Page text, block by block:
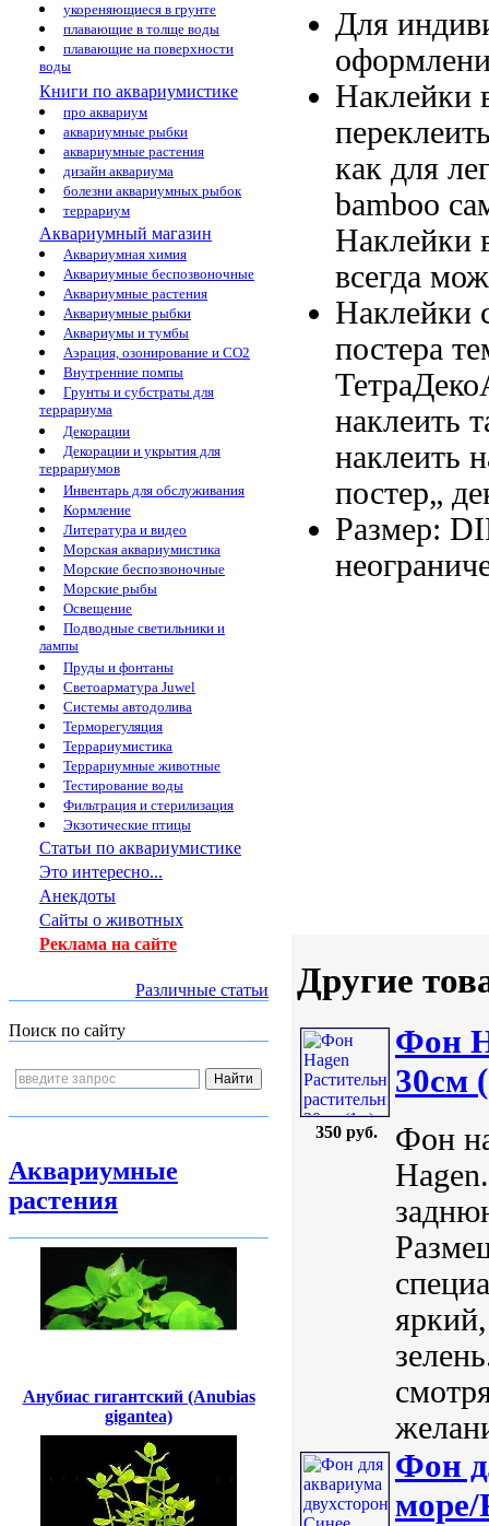
укореняющиеся в грунте
плавающие в толще воды
плавающие на поверхности
воды
Книги по аквариумистике
про аквариум
аквариумные рыбки
аквариумные растения
дизайн аквариума
болезни аквариумных рыбок
террариум
Аквариумный магазин
Аквариумная химия
Аквариумные беспозвоночные
Аквариумные растения
Аквариумные рыбки
Аквариумы и тумбы
Аэрация, озонирование и CO2
Внутренние помпы
Грунты и субстраты для
террариума
Декорации
Декорации и укрытия для
террариумов
Инвентарь для обслуживания
Кормление
Литература и видео
Морская аквариумистика
Морские беспозвоночные
Морские рыбы
Освещение
Подводные светильники и
лампы
Пруды и фонтаны
Светоарматура Juwel
Системы автодолива
Терморегуляция
Террариумистика
Террариумные животные
Тестирование воды
Фильтрация и стерилизация
Экзотические птицы
Статьи по аквариумистике
Это интересно...
Анекдоты
Сайты о животных
Реклама на сайте
Различные статьи
Поиск по сайту
Аквариумные
растения
Анубиас гигантский (Anubias
gigantea)
Для
Наклейки
как для
bamboo
Наклейки
всегда
Наклейки
постера
наклеить
наклеить
постер„
Размер:
Другие
350 руб.
Фон
30см
Фон
Фон
море/